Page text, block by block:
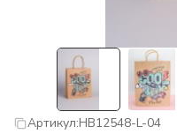
Артикул:HB12548-L-04